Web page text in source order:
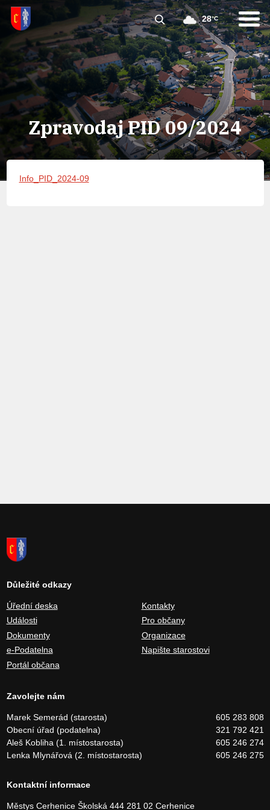
28°C
Zpravodaj PID 09/2024
Info_PID_2024-09
Důležité odkazy
Úřední deska
Události
Dokumenty
e-Podatelna
Portál občana
Kontakty
Pro občany
Organizace
Napište starostovi
Zavolejte nám
Marek Semerád (starosta)
605 283 808
Obecní úřad (podatelna)
321 792 421
Aleš Kobliha (1. místostarosta)
605 246 274
Lenka Mlynářová (2. místostarosta)
605 246 275
Kontaktní informace
Městys CerheniceŠkolská 444281 02 Cerhenice